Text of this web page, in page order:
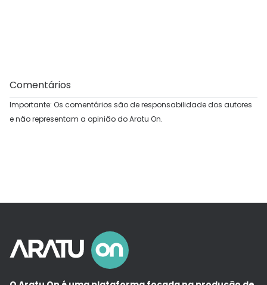
Comentários
Importante: Os comentários são de responsabilidade dos autores
e não representam a opinião do Aratu On.